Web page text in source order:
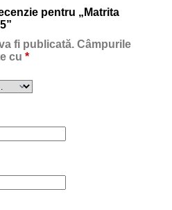
pentru „Matrita
fi publicată. Câmpurile
cu *